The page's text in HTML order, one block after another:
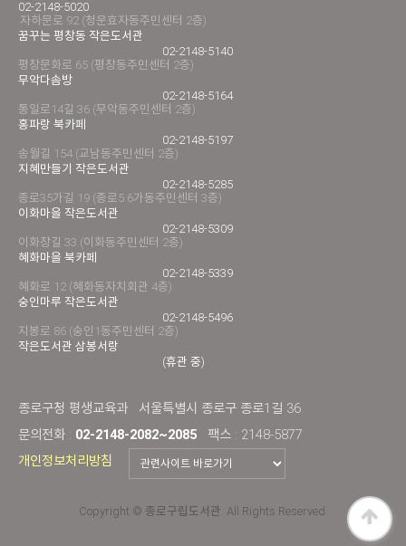
02-2148-5020
자하문로 92 (청운효자동주민센터 2층)
꿈꾸는 평창동 작은도서관
02-2148-5140
평창문화로 65 (평창동주민센터 2층)
무악다솜방
02-2148-5164
통일로14길 36 (무악동주민센터 2층)
홍파랑 북카페
02-2148-5197
송월길 154 (교남동주민센터 2층)
지혜만들기 작은도서관
02-2148-5285
종로35가길 19 (종로5.6가동주민센터 3층)
이화마을 작은도서관
02-2148-5309
이화장길 33 (이화동주민센터 2층)
혜화마을 북카페
02-2148-5339
혜화로 12 (혜화동자치회관 4층)
숭인마루 작은도서관
02-2148-5496
지봉로 86 (숭인1동주민센터 2층)
작은도서관 삼봉서랑
(휴관 중)
종로구청 평생교육과
서울특별시 종로구 종로1길 36
문의전화 : 02-2148-2082~2085
팩스 : 2148-5877
개인정보처리방침
Copyright © 종로구립도서관. All Rights Reserved.